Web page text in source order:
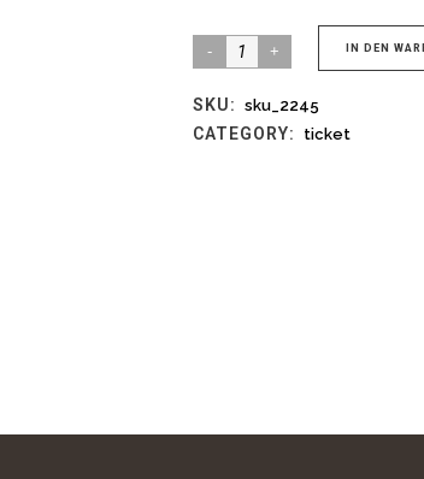
Ticket:
für
IN DEN
SKU: sku_2245
CATEGORY: ticket